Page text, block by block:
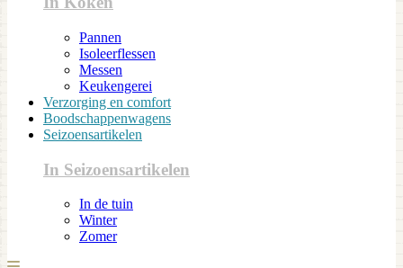
Pannen
Isoleerflessen
Messen
Keukengerei
Verzorging en comfort
Boodschappenwagens
Seizoensartikelen
In Seizoensartikelen
In de tuin
Winter
Zomer